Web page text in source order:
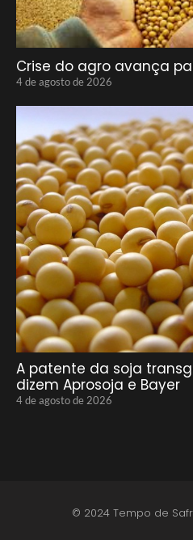
Crise do agro avança
4 de agosto de 2026
A patente da soja
dizem Aprosoja e Bayer
4 de agosto de 2026
© 2024 Tempo de